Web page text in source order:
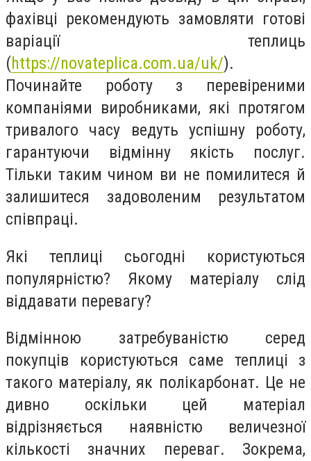
фахівці рекомендують замовляти готові
варіації теплиць
(https://novateplica.com.ua/uk/).
Починайте роботу з перевіреними
компаніями виробниками, які протягом
тривалого часу ведуть успішну роботу,
гарантуючи відмінну якість послуг.
Тільки таким чином ви не помилитеся й
залишитеся задоволеним результатом
співпраці.
Які теплиці сьогодні користуються
популярністю? Якому матеріалу слід
віддавати перевагу?
Відмінною затребуваністю серед
покупців користуються саме теплиці з
такого матеріалу, як полікарбонат. Це не
дивно оскільки цей матеріал
відрізняється наявністю величезної
кількості значних переваг. Зокрема,